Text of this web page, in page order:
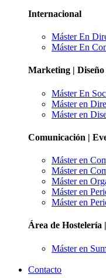
Internacional
Máster En
Máster En
Marketing | Diseño
Máster En
Máster en
Máster en
Comunicación |
Máster en
Máster en
Máster en
Máster en
Máster en
Área de Hostelería
Máster en
Contacto